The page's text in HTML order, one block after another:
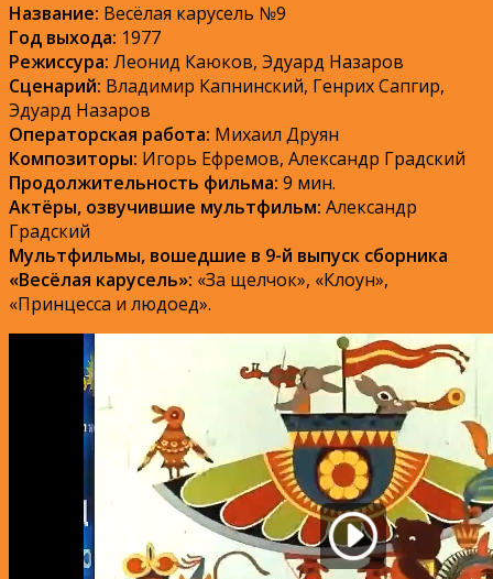
Название: Весёлая карусель №9
Год выхода: 1977
Режиссура: Леонид Каюков, Эдуард Назаров
Сценарий: Владимир Капнинский, Генрих Сапгир,
Эдуард Назаров
Операторская работа: Михаил Друян
Композиторы: Игорь Ефремов, Александр Градский
Продолжительность фильма: 9 мин.
Актёры, озвучившие мультфильм: Александр
Градский
Мультфильмы, вошедшие в 9-й выпуск сборника
«Весёлая карусель»: «За щелчок», «Клоун»,
«Принцесса и людоед».